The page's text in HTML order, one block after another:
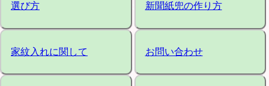
選び方 新聞紙兜の作り方
家紋入れに関して お問い合わせ